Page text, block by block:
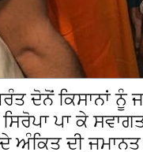
ਦੋਨੋਂ ਕਿਸਾਨਾਂ ਨੂੰ
ਪਾ ਕੇ
ਦੀ ਜਮਾਨਤ